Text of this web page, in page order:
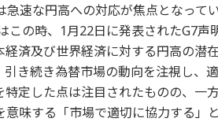
速な円高への対応が焦点となって
この時、1月22日に発表されたG7声
済及び世界経済に対する円高の潜
き続き為替市場の動向を注視し、
定した点は注目されたものの、一
味する「市場で適切に協力する」